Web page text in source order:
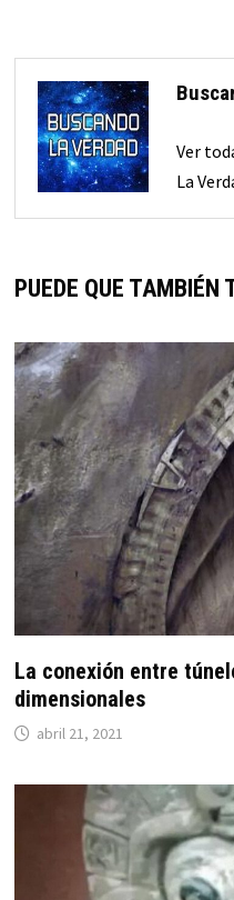
Ver
La
PUEDE QUE TAMBIÉN
La conexión entre
dimensionales
abril 21, 2021